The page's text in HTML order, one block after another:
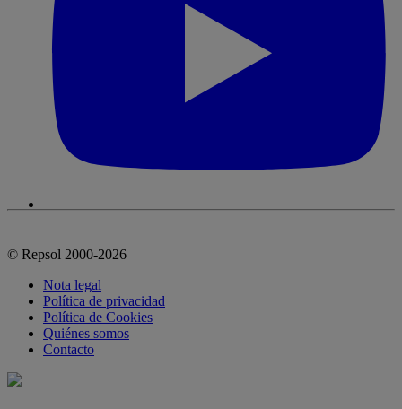
© Repsol 2000-2026
Nota legal
Política de privacidad
Política de Cookies
Quiénes somos
Contacto